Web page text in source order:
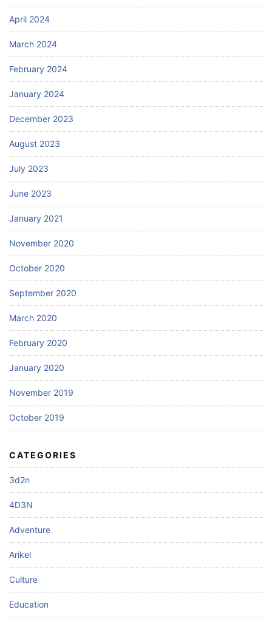
April 2024
March 2024
February 2024
January 2024
December 2023
August 2023
July 2023
June 2023
January 2021
November 2020
October 2020
September 2020
March 2020
February 2020
January 2020
November 2019
October 2019
CATEGORIES
3d2n
4D3N
Adventure
Arikel
Culture
Education